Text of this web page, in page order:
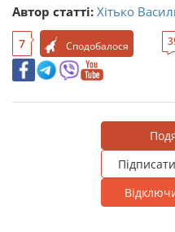
Автор статті: Хітько
7 Сподобалося